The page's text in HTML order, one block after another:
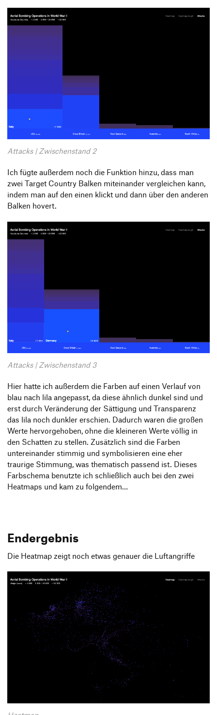
Attacks | Zwischenstand 2
Ich fügte außerdem noch die Funktion hinzu, dass man
zwei Target Country Balken miteinander vergleichen kann,
indem man auf den einen klickt und dann über den anderen
Balken hovert.
Attacks | Zwischenstand 3
Hier hatte ich außerdem die Farben auf einen Verlauf von
blau nach lila angepasst, da diese ähnlich dunkel sind und
erst durch Veränderung der Sättigung und Transparenz
das lila noch dunkler erschien. Dadurch waren die großen
Werte hervorgehoben, ohne die kleineren Werte völlig in
den Schatten zu stellen. Zusätzlich sind die Farben
untereinander stimmig und symbolisieren eine eher
traurige Stimmung, was thematisch passend ist. Dieses
Farbschema benutzte ich schließlich auch bei den zwei
Heatmaps und kam zu folgendem…
Endergebnis
Die Heatmap zeigt noch etwas genauer die Luftangriffe